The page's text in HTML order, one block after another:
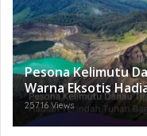
Pesona Kelimutu
Warna Eksotis
Tuhan Bagi Pulau
25716 Views